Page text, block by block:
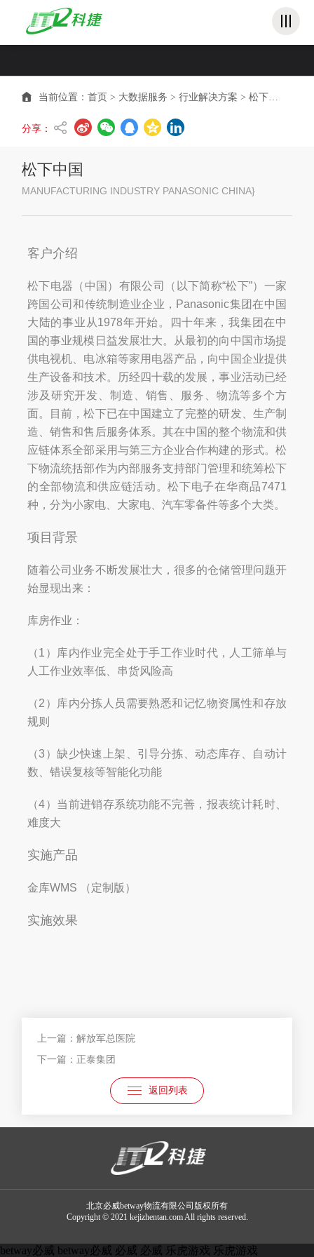
必威betway
当前位置：首页 > 大数据服务 >行业解决方案 >松下中国
分享：
松下中国
MANUFACTURING INDUSTRY PANASONIC CHINA}
客户介绍
松下电器（中国）有限公司（以下简称“松下”）一家
跨国公司和传统制造业企业，Panasonic集团在中国
大陆的事业从1978年开始。四十年来，我集团在中
国的事业规模日益发展壮大。从最初的向中国市场提
供电视机、电冰箱等家用电器产品，向中国企业提供
生产设备和技术。历经四十载的发展，事业活动已经
涉及研究开发、制造、销售、服务、物流等多个方
面。目前，松下已在中国建立了完整的研发、生产制
造、销售和售后服务体系。其在中国的整个物流和供
应链体系全部采用与第三方企业合作构建的形式。松
下物流统括部作为内部服务支持部门管理和统筹松下
的全部物流和供应链活动。松下电子在华商品7471
种，分为小家电、大家电、汽车零备件等多个大类。
项目背景
随着公司业务不断发展壮大，很多的仓储管理问题开
始显现出来：
库房作业：
（1）库内作业完全处于手工作业时代，人工筛单与
人工作业效率低、串货风险高
（2）库内分拣人员需要熟悉和记忆物资属性和存放
规则
（3）缺少快速上架、引导分拣、动态库存、自动计
数、错误复核等智能化功能
（4）当前进销存系统功能不完善，报表统计耗时、
难度大
实施产品
金库WMS （定制版）
实施效果
上一篇：解放军总医院
下一篇：正泰集团
返回列表
北京必威betway物流有限公司版权所有
Copyright © 2021 kejizhentan.com All rights reserved.
betway必威 betway必威 必威 必威 乐虎游戏 乐虎游戏